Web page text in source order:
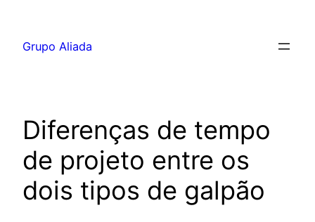
Grupo Aliada
Diferenças de tempo
de projeto entre os
dois tipos de galpão